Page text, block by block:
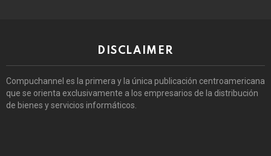
DISCLAIMER
Compuchannel es la primera y la única publicación centroamericana
que se orienta exclusivamente a los empresarios de la distribución
de bienes y servicios informáticos.